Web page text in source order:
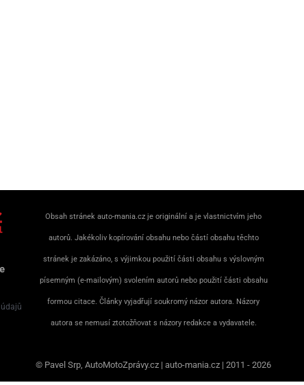
Obsah stránek auto-mania.cz je originální a je vlastnictvím jeho
autorů. Jakékoliv kopírování obsahu nebo částí obsahu těchto
stránek je zakázáno, s výjimkou použití části obsahu s výslovným
písemným (e-mailovým) svolením autorů nebo použití části obsahu
formou citace. Články vyjadřují soukromý názor autora. Názory
autora se nemusí ztotožňovat s názory redakce a vydavatele.
© Pavel Srp, AutoMotoZprávy.cz | auto-mania.cz | 2011 - 2026